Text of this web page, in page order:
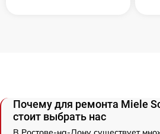
Почему для ремонта Miele
стоит выбрать нас